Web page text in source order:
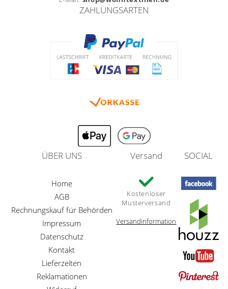
ZAHLUNGSARTEN
ÜBER UNS
Home
AGB
Rechnungskauf für Behörden
Impressum
Datenschutz
Kontakt
Lieferzeiten
Reklamationen
Versand
Kostenloser
Musterversand
Versandinformation
SOCIAL